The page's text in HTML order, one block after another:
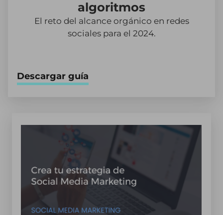
algoritmos
El reto del alcance orgánico en redes
sociales para el 2024.
Descargar guía